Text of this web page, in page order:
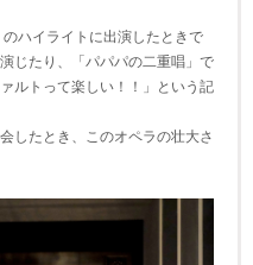
ハイライトに出演したときで
じたり、「パパパの二重唱」で
ルトって楽しい！！」という記
したとき、このオペラの壮大さ